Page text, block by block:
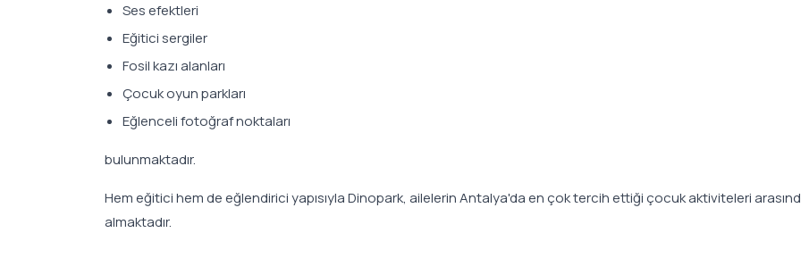
Ses efektleri
Eğitici sergiler
Fosil kazı alanları
Çocuk oyun parkları
Eğlenceli fotoğraf noktaları
bulunmaktadır.
Hem eğitici hem de eğlendirici yapısıyla Dinopark, ailelerin Antalya'da en çok tercih ettiği çocuk aktiviteleri
almaktadır.